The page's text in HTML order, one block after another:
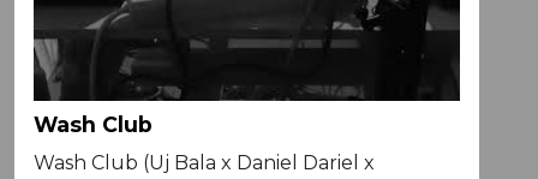
Wash Club
Wash Club (Uj Bala x Daniel Dariel x